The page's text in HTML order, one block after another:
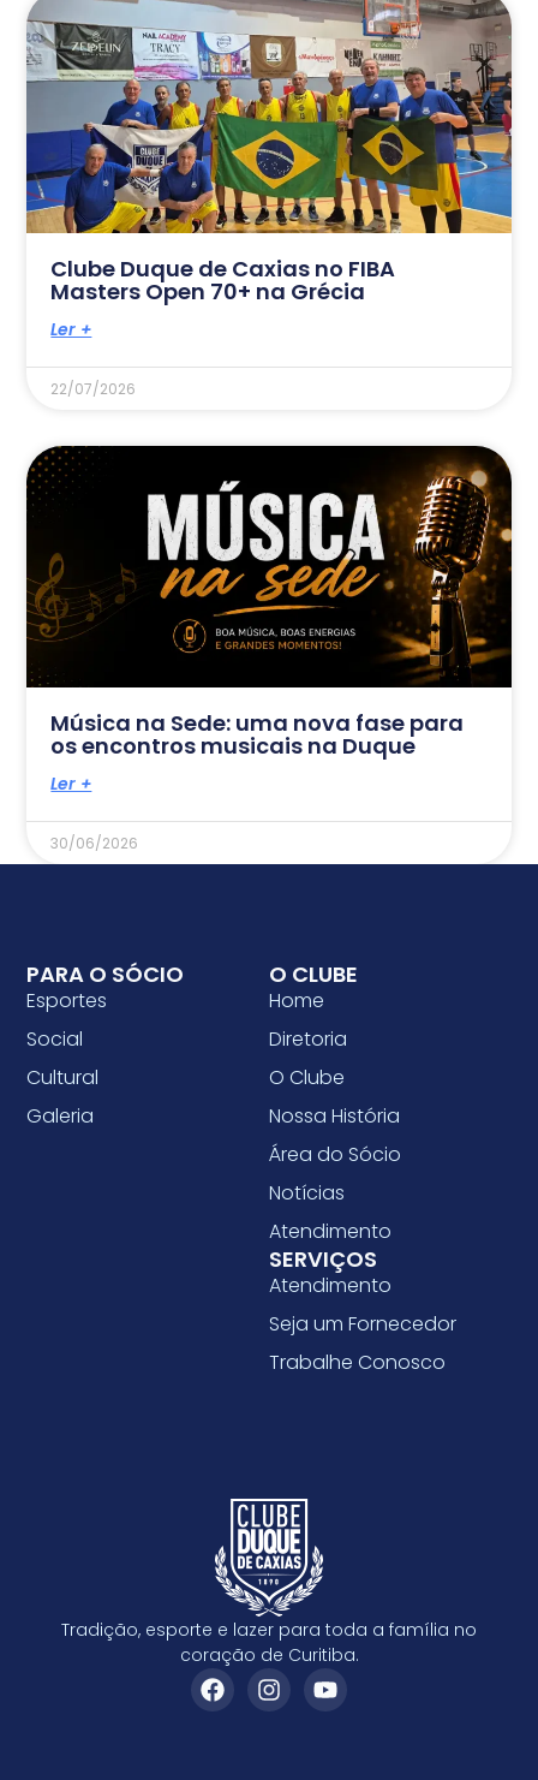
Clube Duque de Caxias no FIBA
Masters Open 70+ na Grécia
Ler +
22/07/2026
Música na Sede: uma nova fase para
os encontros musicais na Duque
Ler +
30/06/2026
Tradição, esporte e lazer para toda a família no
coração de Curitiba.
O CLUBE
Home
Diretoria
O Clube
Nossa História
Área do Sócio
Notícias
Atendimento
PARA O SÓCIO
Esportes
Social
Cultural
Galeria
SERVIÇOS
Atendimento
Seja um Fornecedor
Trabalhe Conosco